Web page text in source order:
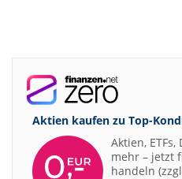
Aktien kaufen zu Top-
Aktien,
mehr – jetzt
handeln